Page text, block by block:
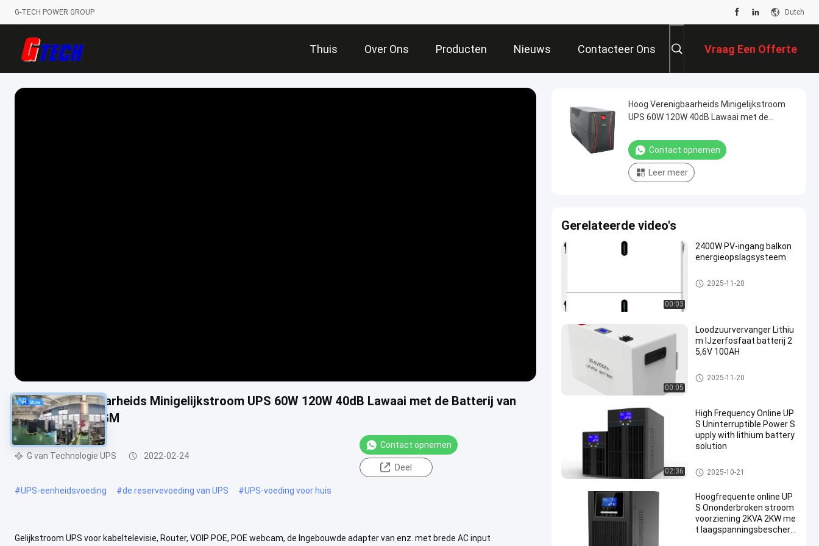
G-TECH POWER GROUP Dutch
Thuis Over Ons Producten Nieuws Contacteer Ons Vraag Een Offerte
Hoog Verenigbaarheids Minigelijkstroom UPS 60W 120W 40dB Lawaai met de Batterij van
12V 7/9AHAH AGM
G van Technologie UPS 2022-02-24
Contact opnemen
Deel
#UPS-eenheidsvoeding #de reservevoeding van UPS #UPS-voeding voor huis
Gelijkstroom UPS voor kabeltelevisie, Router, VOIP POE, POE webcam, de Ingebouwde adapter van enz. met brede AC input
Hoog Verenigbaarheids Minigelijkstroom
UPS 60W 120W 40dB Lawaai met de
Contact opnemen
Leer meer
Gerelateerde video's
00:03
2400W PV-ingang balkon
energieopslagsysteem
G van Technologie UPS
2025-11-20
00:05
Loodzuurvervanger Lithiu
m IJzerfosfaat batterij 2
5,6V 100AH
G van Technologie UPS
2025-11-20
02:36
High Frequency Online UP
S Uninterruptible Power S
upply with lithium battery
solution
G van Technologie UPS
2025-10-21
Hoogfrequente online UP
S Ononderbroken stroom
voorziening 2KVA 2KW me
t laagspanningsbescher